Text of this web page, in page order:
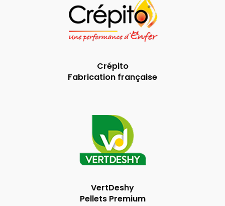
Crépito
Fabrication française
VertDeshy
Pellets Premium